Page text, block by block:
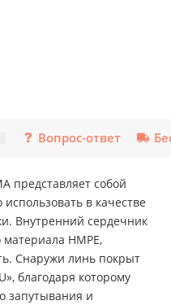
Вопрос-ответ
представляет собой
в качестве
Внутренний сердечник
HMPE,
Снаружи линь покрыт
благодаря которому
запутывания и